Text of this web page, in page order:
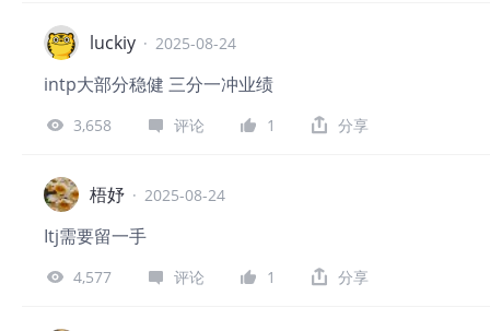
luckiy · 2025-08-24
intp大部分稳健 三分一冲业绩
3,658 评论 1 分享
梧妤 · 2025-08-24
Itj需要留一手
4,577 评论 1 分享